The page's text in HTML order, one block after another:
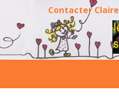
Contacter Claire